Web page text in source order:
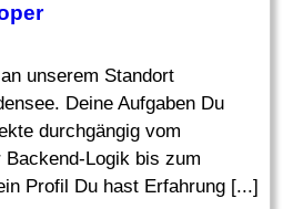
unserem Standort
Deine Aufgaben Du
durchgängig vom
Backend-Logik bis zum
Profil Du hast Erfahrung [...]